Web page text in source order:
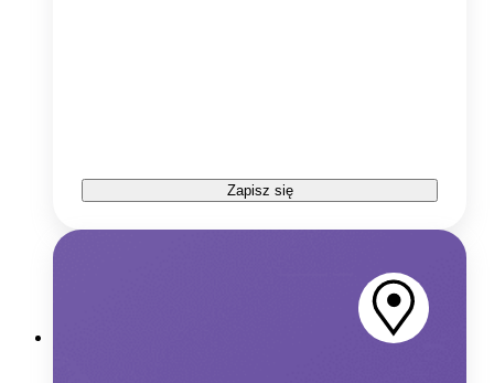
Zapisz się